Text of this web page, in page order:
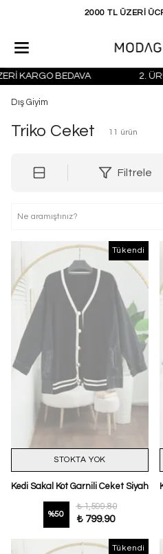
KAPIDA
KARGO BEDAVA 2.
Dış Giyim
Triko Ceket 11 ürün
Filtrele
Tükendi
STOKTA YOK
Kedi Sakal Kot Garnili Ceket Siyah
%50
₺ 1,599.80
₺ 799.90
Tükendi